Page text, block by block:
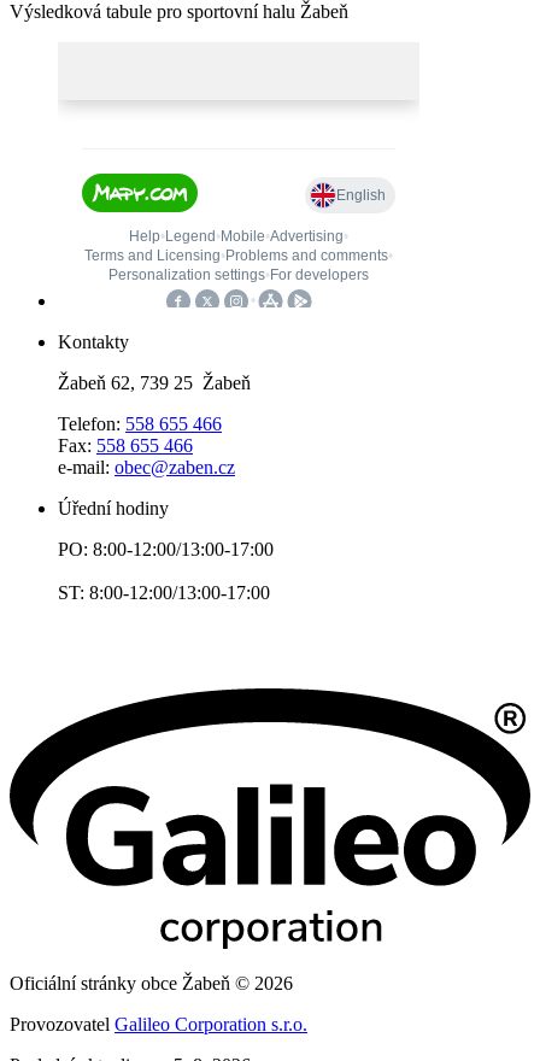
Výsledková tabule pro sportovní halu Žabeň
Kontakty
Žabeň 62, 739 25 Žabeň
Telefon: 558 655 466
Fax: 558 655 466
e-mail: obec@zaben.cz
Úřední hodiny
PO: 8:00-12:00/13:00-17:00
ST: 8:00-12:00/13:00-17:00
Oficiální stránky obce Žabeň © 2026
Provozovatel Galileo Corporation s.r.o.